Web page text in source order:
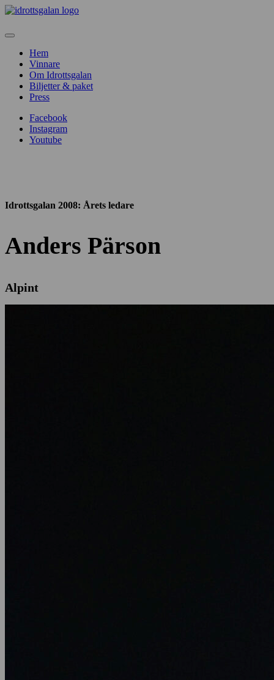
Hem
Vinnare
Om Idrottsgalan
Biljetter & paket
Press
Facebook
Instagram
Youtube
Idrottsgalan 2008: Årets ledare
Anders Pärson
Alpint